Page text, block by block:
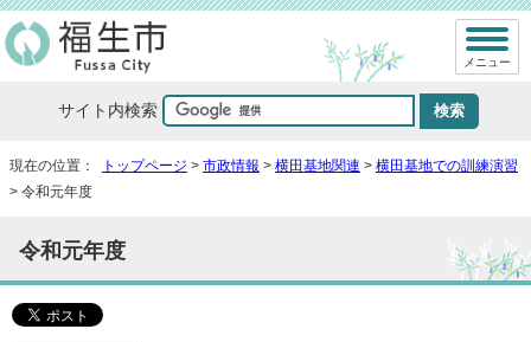
サイト内検索
メニュー
現在の位置： トップページ > 市政情報 > 横田基地関連 > 横田基地での訓練演習
> 令和元年度
令和元年度